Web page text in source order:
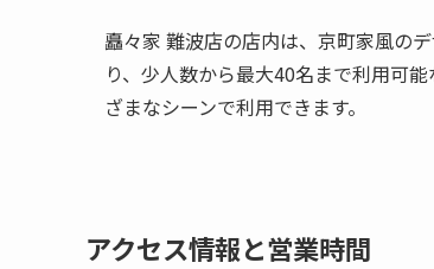
矗々家 難波店の店内は、京町家風の
り、少人数から最大40名まで利用可
ざまなシーンで利用できます。
アクセス情報と営業時間